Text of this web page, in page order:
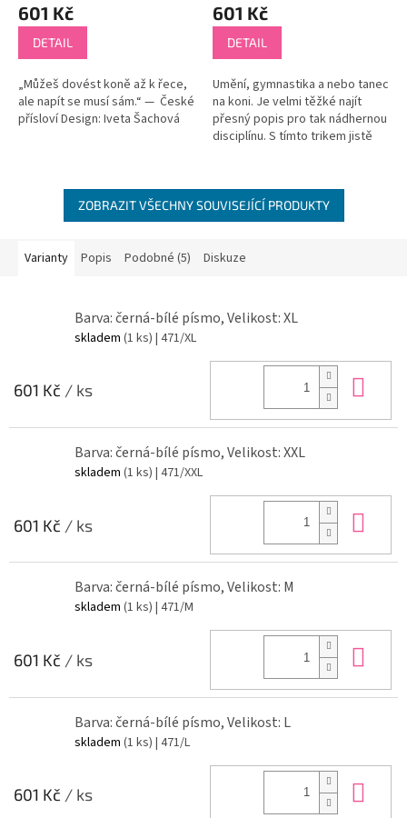
601 Kč
DETAIL
„Můžeš dovést koně až k řece,
ale napít se musí sám.“ — České
přísloví Design: Iveta Šachová
601 Kč
DETAIL
Umění, gymnastika a nebo tanec
na koni. Je velmi těžké najít
přesný popis pro tak nádhernou
disciplínu. S tímto trikem jistě
ZOBRAZIT VŠECHNY SOUVISEJÍCÍ PRODUKTY
Varianty Popis Podobné (5) Diskuze
Barva: černá-bílé písmo, Velikost: XL
skladem (1 ks) | 471/XL
601 Kč / ks
Barva: černá-bílé písmo, Velikost: XXL
skladem (1 ks) | 471/XXL
601 Kč / ks
Barva: černá-bílé písmo, Velikost: M
skladem (1 ks) | 471/M
601 Kč / ks
Barva: černá-bílé písmo, Velikost: L
skladem (1 ks) | 471/L
601 Kč / ks